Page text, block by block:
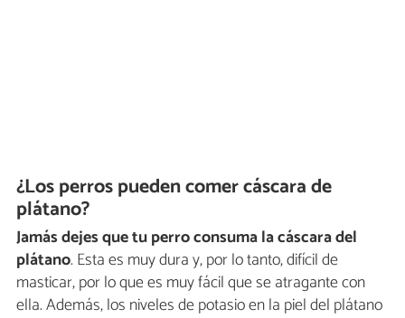
¿Los perros pueden comer cáscara de
plátano?
Jamás dejes que tu perro consuma la cáscara del
plátano. Esta es muy dura y, por lo tanto, difícil de
masticar, por lo que es muy fácil que se atragante con
ella. Además, los niveles de potasio en la piel del plátano